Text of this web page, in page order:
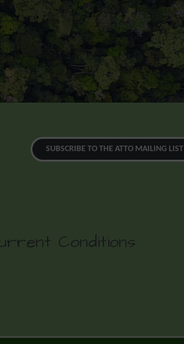
SUBSCRIBE TO THE ATTO MAILING LIST
Conditions